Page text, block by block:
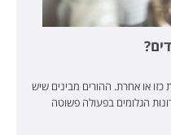
כזו או אחרת. ההורים מבינים שיש
הגלומים בפעולה פשוטה